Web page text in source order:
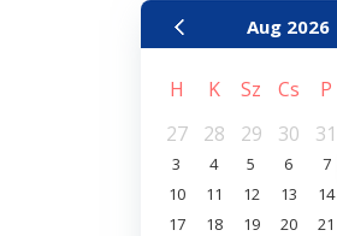
Aug 2026
H K Sz Cs P
27
28 29 30 31
3
4 5 6 7
10
11 12 13 14
17
18 19 20 21